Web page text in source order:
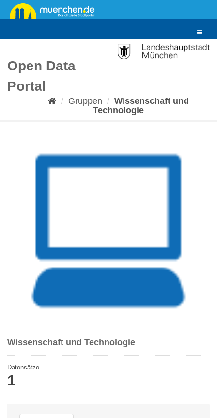
Überspringen
zum
Toggle
Open Data
Portal
Gruppen
Wissenschaft und
Technologie
Wissenschaft und Technologie
Datensätze
1